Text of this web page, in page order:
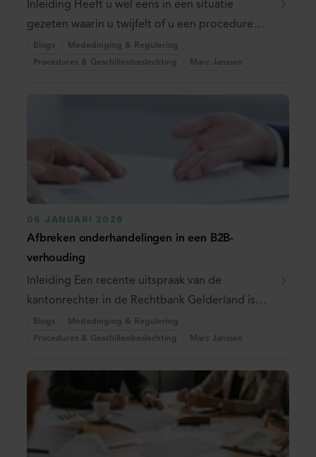
Inleiding Heeft u wel eens in een situatie
gezeten waarin u twijfelt of u een procedure
wil ...
Blogs
Mededinging & Regulering
Procedures & Geschillenbeslechting
Marc Janssen
06 JANUARI 2026
Afbreken onderhandelingen in een B2B-
verhouding
Inleiding Een recente uitspraak van de
kantonrechter in de Rechtbank Gelderland is
de aanleiding ...
Blogs
Mededinging & Regulering
Procedures & Geschillenbeslechting
Marc Janssen